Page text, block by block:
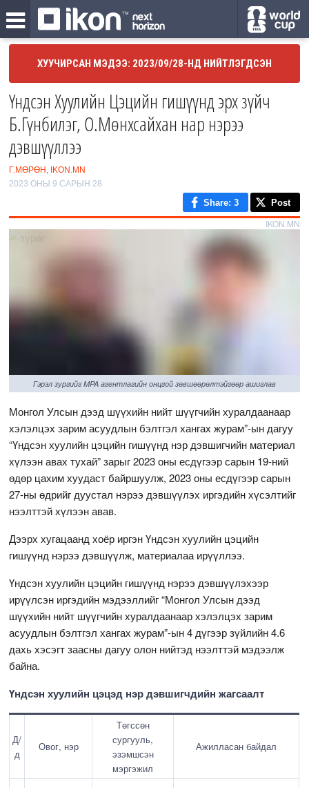
ХУУЧИРСАН МЭДЭЭ: 2023/09/28-НД НИЙТЛЭГДСЭН
Үндсэн Хуулийн Цэцийн гишүүнд эрх зүйч
Б.Гүнбилэг, О.Мөнхсайхан нар нэрээ
дэвшүүллээ
Г.МӨРӨН, IKON.MN
2023 ОНЫ 9 САРЫН 28
Share: 3 Post
IKON.MN
Гэрэл зургийг MPA агентлагийн онцгой зөвшөөрөлтэйгөөр ашиглав
Монгол Улсын дээд шүүхийн нийт шүүгчийн хуралдаанаар
хэлэлцэх зарим асуудлын бэлтгэл хангах журам”-ын дагуу
“Үндсэн хуулийн цэцийн гишүүнд нэр дэвшигчийн материал
хүлээн авах тухай” зарыг 2023 оны есдүгээр сарын 19-ний
өдөр цахим хуудаст байршуулж, 2023 оны есдүгээр сарын
27-ны өдрийг дуустал нэрээ дэвшүүлэх иргэдийн хүсэлтийг
нээлттэй хүлээн авав.
Дээрх хугацаанд хоёр иргэн Үндсэн хуулийн цэцийн
гишүүнд нэрээ дэвшүүлж, материалаа ирүүллээ.
Үндсэн хуулийн цэцийн гишүүнд нэрээ дэвшүүлэхээр
ирүүлсэн иргэдийн мэдээллийг “Монгол Улсын дээд
шүүхийн нийт шүүгчийн хуралдаанаар хэлэлцэх зарим
асуудлын бэлтгэл хангах журам”-ын 4 дүгээр зүйлийн 4.6
дахь хэсэгт заасны дагуу олон нийтэд нээлттэй мэдээлж
байна.
Үндсэн хуулийн цэцэд нэр дэвшигчдийн жагсаалт
Д/
д
Овог, нэр
Төгссөн
сургууль,
эзэмшсэн
мэргэжил
Ажилласан байдал